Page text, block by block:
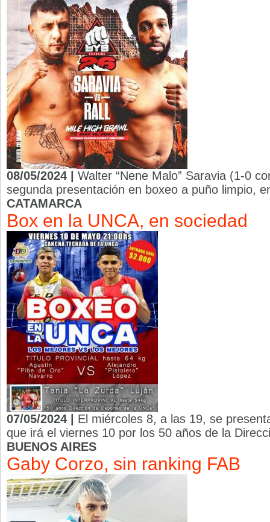
08/05/2024 | Walter “Nene Malo” Saravia (1-0
segunda presentación en boxeo a puño limpio,
CATAMARCA
Box en la UNCA, en sociedad
07/05/2024 | El miércoles 8, a las 19, se
que irá el viernes 10 por los 50 años de la
BUENOS AIRES
Gaby Corzo, sin ranking FAB